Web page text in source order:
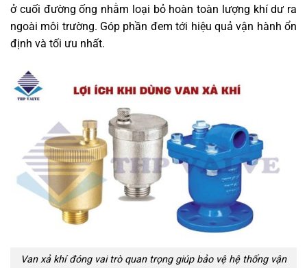
ở cuối đường ống nhằm loại bỏ hoàn toàn lượng khí dư ra
ngoài môi trường. Góp phần đem tới hiệu quả vận hành ổn
định và tối ưu nhất.
Van xả khí đóng vai trò quan trọng giúp bảo vệ hệ thống vận